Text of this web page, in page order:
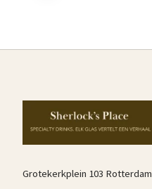
Grotekerkplein 103 Rotterdam